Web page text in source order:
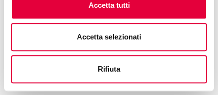
Accetta tutti
Accetta selezionati
Rifiuta